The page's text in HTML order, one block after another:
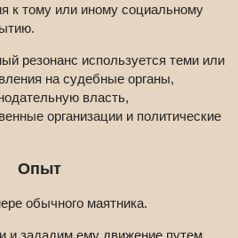
к тому или иному социальному
резонанс используется теми или
на судебные органы,
власть,
организации и политические
Опыт
обычного маятника.